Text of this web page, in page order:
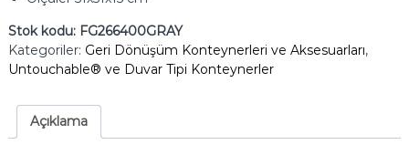
Stok kodu: FG266400GRAY
Kategoriler: Geri Dönüşüm Konteynerleri ve Aksesuarları,
Untouchable® ve Duvar Tipi Konteynerler
Açıklama